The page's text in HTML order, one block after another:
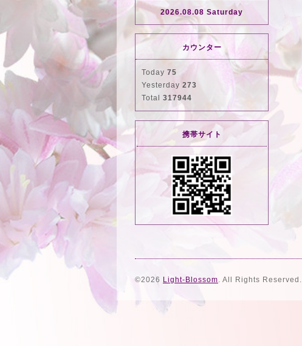
2026.08.08 Saturday
カウンター
Today 75
Yesterday 273
Total 317944
携帯サイト
©2026 Light-Blossom. All Rights Reserved.